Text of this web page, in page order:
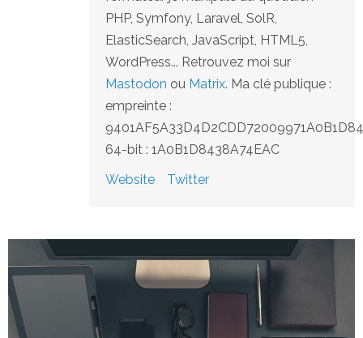
PHP, Symfony, Laravel, SolR,
ElasticSearch, JavaScript, HTML5,
WordPress... Retrouvez moi sur
Mastodon ou Matrix. Ma clé publique :
empreinte :
64-bit : 1A0B1D8438A74EAC
Website
Twitter